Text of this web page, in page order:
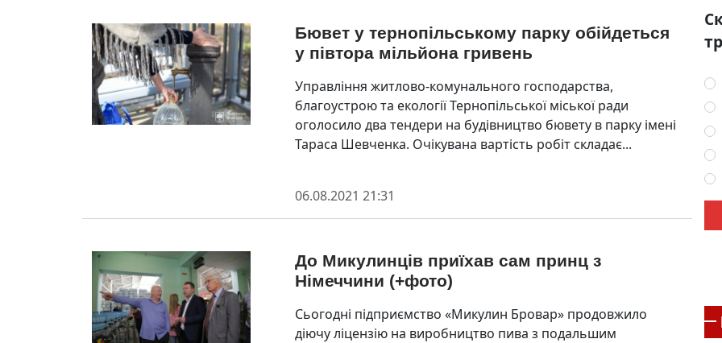
Бювет у тернопільському парку обійдеться
у півтора мільйона гривень
Управління житлово-комунального господарства,
благоустрою та екології Тернопільської міської ради
оголосило два тендери на будівництво бювету в парку імені
Тараса Шевченка. Очікувана вартість робіт складає...
06.08.2021 21:31
До Микулинців приїхав сам принц з
Німеччини (+фото)
Сьогодні підприємство «Микулин Бровар» продовжило
діючу ліцензію на виробництво пива з подальшим